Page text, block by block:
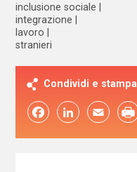
inclusione sociale
integrazione
lavoro
stranieri
Condividi e stampa
FacebookLinkedIn Email